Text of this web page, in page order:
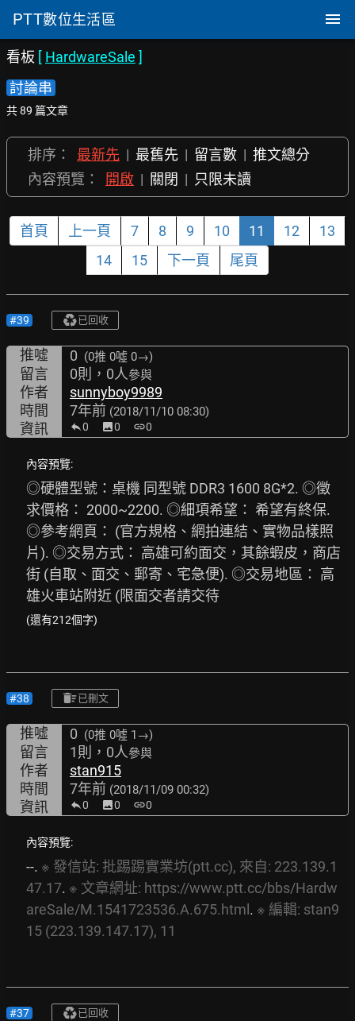
PTT數位生活區
看板 [ HardwareSale ]
討論串
共 89 篇文章
排序： 最新先 | 最舊先 | 留言數 | 推文總分
內容預覽：
開啟 | 關閉 | 只限未讀
首頁 上一頁 7 8 9 10 11 12
13
14
15 下一頁 尾頁
#39 已回收
推噓 0 (0推 0噓 0→)
留言 0則，0人參與
作者
sunnyboy9989
時間
7年前 (2018/11/10 08:30)
資訊 0 image0 link0
內容預覽:
◎硬體型號：桌機 同型號 DDR3 1600 8G*2. ◎徵
求價格： 2000~2200. ◎細項希望： 希望有終保.
◎參考網頁： (官方規格、網拍連結、實物品樣照
片). ◎交易方式： 高雄可約面交，其餘蝦皮，商店
街 (自取、面交、郵寄、宅急便). ◎交易地區： 高
雄火車站附近 (限面交者請交待
(還有212個字)
#38 已刪文
推噓 0 (0推 0噓 1→)
留言 1則，0人參與
作者
stan915
時間
7年前 (2018/11/09 00:32)
資訊 0 image0 link0
內容預覽:
--. ※ 發信站: 批踢踢實業坊(ptt.cc), 來自: 223.139.1
47.17. ※ 文章網址: https://www.ptt.cc/bbs/Hardw
areSale/M.1541723536.A.675.html . ※ 編輯: stan9
15 (223.139.147.17), 11
#37 已回收